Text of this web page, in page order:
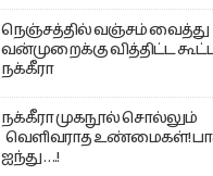
நெஞ்சத்தில் வஞ்சம் வைத்து
வன்முறைக்கு வித்திட்ட
நக்கீரா
நக்கீரா முகநூல் சொல்லும்
வெளிவராத உண்மைகள்!
ஐந்து ….!